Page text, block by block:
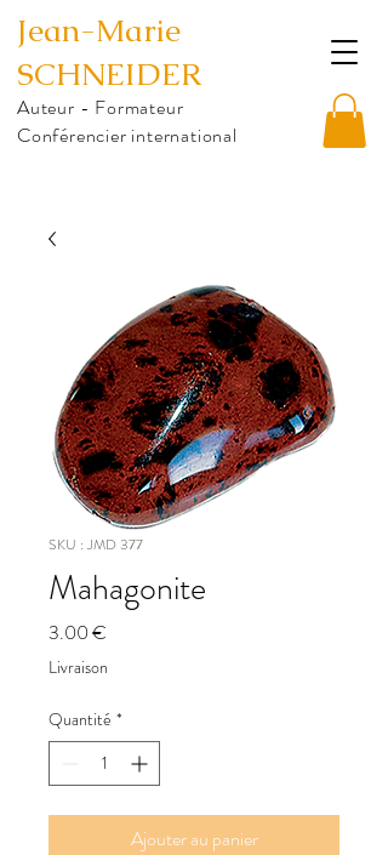
Jean-Marie
SCHNEIDER
Auteur - Formateur
Conférencier international
SKU : JMD 377
Mahagonite
3.00 €
Livraison
Quantité *
Ajouter au panier